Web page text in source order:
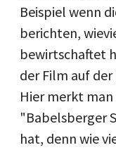
Beispiel wenn
berichten,
bewirtschaftet
der Film auf
Hier merkt
"Babelsberger
hat, denn wie